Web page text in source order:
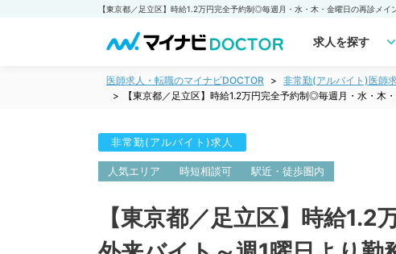
求人を探す
医師求人・転職のマイナビDOCTOR 非常勤(アルバイト)医師
【東京都／足立区】時給1.2万円完全予約制◎毎週月・水・木
非常勤(アルバイト)求人
人気エリア 時短相談可 駅近・徒歩圏内
【東京都／足立区】時給